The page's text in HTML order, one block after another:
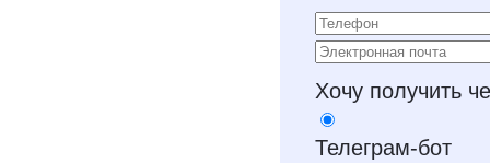
Хочу получить
Телеграм-бот